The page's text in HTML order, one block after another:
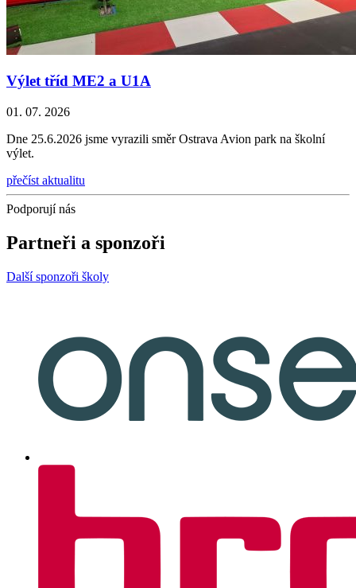
Výlet tříd ME2 a U1A
01. 07. 2026
Dne 25.6.2026 jsme vyrazili směr Ostrava Avion park na školní
výlet.
přečíst aktualitu
Podporují nás
Partneři a sponzoři
Další sponzoři školy